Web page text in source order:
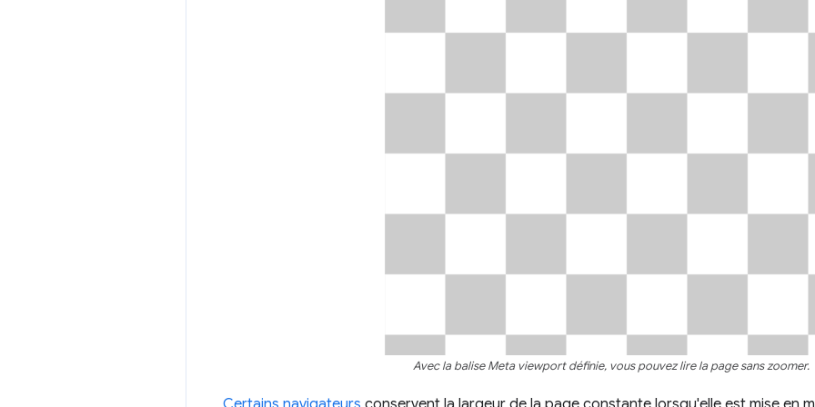
Avec la balise Meta viewport définie, vous pouvez lire la page sans zoomer.